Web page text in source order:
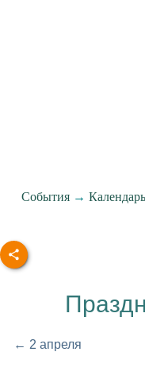
События→ Календарь
← 2 апреля